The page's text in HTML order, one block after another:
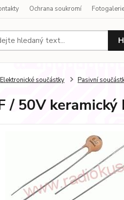
Ochrana soukromí
Elektronické součástky Pasivní
/ 50V